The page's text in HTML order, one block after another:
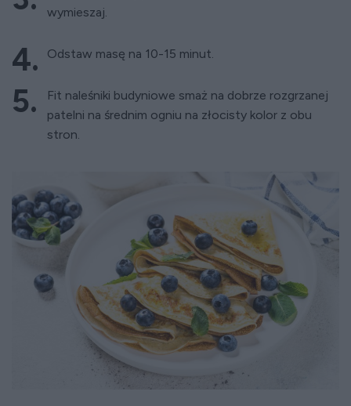
wymieszaj.
Odstaw masę na 10-15 minut.
Fit naleśniki budyniowe smaż na dobrze rozgrzanej
patelni na średnim ogniu na złocisty kolor z obu
stron.